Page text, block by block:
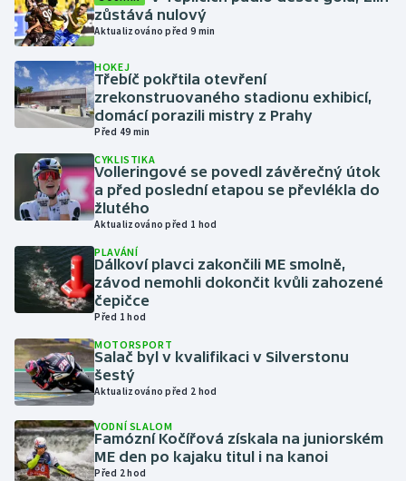
Gymnastika
Házená
Jezdectví
Judo
Krasobruslení
Lyže a snowboard
Moderní pětiboj
Motorsport
Olympijské hry
Parasport
zůstává nulový
Aktualizováno před 9 min
HOKEJ
Třebíč pokřtila otevření
zrekonstruovaného stadionu exhibicí,
domácí porazili mistry z Prahy
Před 49 min
CYKLISTIKA
Volleringové se povedl závěrečný útok
a před poslední etapou se převlékla do
žlutého
Aktualizováno před 1 hod
PLAVÁNÍ
Dálkoví plavci zakončili ME smolně,
závod nemohli dokončit kvůli zahozené
čepičce
Před 1 hod
MOTORSPORT
Salač byl v kvalifikaci v Silverstonu
šestý
Aktualizováno před 2 hod
VODNÍ SLALOM
Famózní Kočířová získala na juniorském
ME den po kajaku titul i na kanoi
Před 2 hod